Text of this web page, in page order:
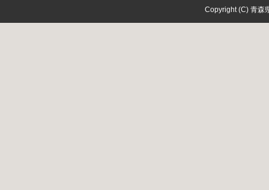
Copyright (C) 青森